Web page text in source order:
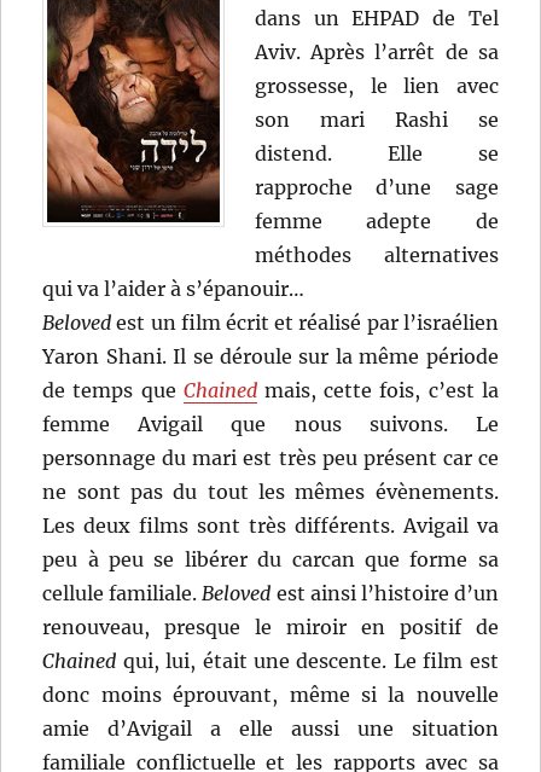
dans un EHPAD de Tel
Aviv. Après l’arrêt de sa
grossesse, le lien avec
son mari Rashi se
distend. Elle se
rapproche d’une sage
femme adepte de
méthodes alternatives
qui va l’aider à s’épanouir…
Beloved est un film écrit et réalisé par l’israélien
Yaron Shani. Il se déroule sur la même période
de temps que Chainedmais, cette fois, c’est la
femme Avigail que nous suivons. Le
personnage du mari est très peu présent car ce
ne sont pas du tout les mêmes évènements.
Les deux films sont très différents. Avigail va
peu à peu se libérer du carcan que forme sa
cellule familiale.Beloved est ainsi l’histoire d’un
renouveau, presque le miroir en positif de
Chained qui, lui, était une descente. Le film est
donc moins éprouvant, même si la nouvelle
amie d’Avigail a elle aussi une situation
familiale conflictuelle et les rapports avec sa